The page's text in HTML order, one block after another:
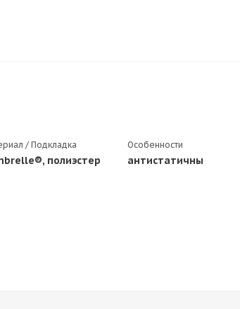
/ Подкладка
полиэстер
Особенности
антистатичны